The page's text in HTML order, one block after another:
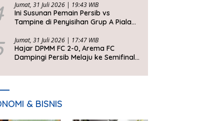
Jumat, 31 Juli 2026 | 19:43 WIB
Ini Susunan Pemain Persib vs
Tampine di Penyisihan Grup A Piala
Jumat, 31 Juli 2026 | 17:47 WIB
Hajar DPMM FC 2-0, Arema FC
Dampingi Persib Melaju ke Semifinal
& BISNIS